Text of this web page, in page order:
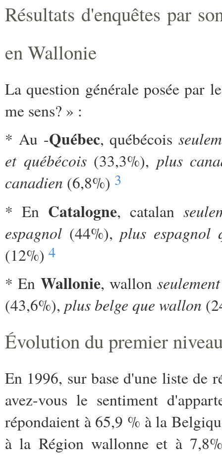
Résultats d'enquêtes par
en Wallonie
La question générale posée par
me sens? » :
* Au -Québec, québécois
et québécois(33,3%), plus
canadien (6,8%) 3
* En Catalogne, catalan
espagnol (44%),plus espagnol
(12%) 4
* En Wallonie, wallon
(43,6%), plus belge que wallon
Évolution du premier
En 1996, sur base d'une liste de
avez-vous le sentiment
répondaient à 65,9 % à la
à la Région wallonne et à